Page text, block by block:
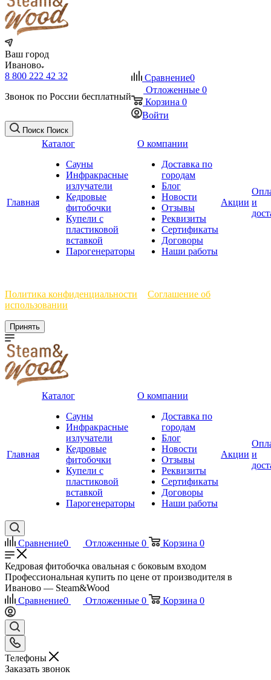
Ваш город
Иваново
8 800 222 42 32
Звонок по России бесплатный
Сравнение0
Отложенные 0
Корзина 0
Войти
Поиск Поиск
Главная
Каталог
Сауны
Инфракрасные
излучатели
Кедровые
фитобочки
Купели с
пластиковой
вставкой
Парогенераторы
О компании
Доставка по
городам
Блог
Новости
Отзывы
Реквизиты
Сертификаты
Договоры
Наши работы
Акции и
Политика конфиденциальности
Соглашение об
использовании
Принять
Главная
Каталог
Сауны
Инфракрасные
излучатели
Кедровые
фитобочки
Купели с
пластиковой
вставкой
Парогенераторы
О компании
Доставка по
городам
Блог
Новости
Отзывы
Реквизиты
Сертификаты
Договоры
Наши работы
Акции и
Сравнение0 Отложенные 0 Корзина 0
Кедровая фитобочка овальная с боковым входом
Профессиональная купить по цене от производителя в
Иваново — Steam&Wood
Сравнение0 Отложенные 0 Корзина 0
Телефоны
Заказать звонок